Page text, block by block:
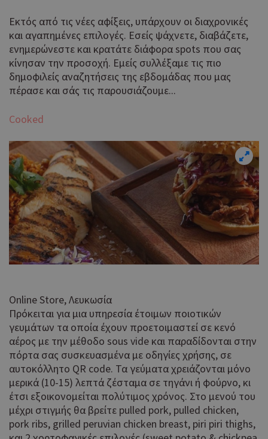
Εκτός από τις νέες αφίξεις, υπάρχουν οι διαχρονικές
και αγαπημένες επιλογές. Εσείς ψάχνετε, διαβάζετε,
ενημερώνεστε και κρατάτε διάφορα spots που σας
κίνησαν την προσοχή. Εμείς συλλέξαμε τις πιο
δημοφιλείς αναζητήσεις της εβδομάδας που μας
πέρασε και σάς τις παρουσιάζουμε...
Cooked
Online Store, Λευκωσία
Πρόκειται για μια υπηρεσία έτοιμων ποιοτικών
γευμάτων τα οποία έχουν προετοιμαστεί σε κενό
αέρος με την μέθοδο sous vide και παραδίδονται στην
πόρτα σας συσκευασμένα με οδηγίες χρήσης, σε
αυτοκόλλητο QR code. Τα γεύματα χρειάζονται μόνο
μερικά (10-15) λεπτά ζέσταμα σε τηγάνι ή φούρνο, κι
έτσι εξοικονομείται πολύτιμος χρόνος. Στο μενού του
μέχρι στιγμής θα βρείτε pulled pork, pulled chicken,
pork ribs, grilled peruvian chicken breast, piri piri thighs,